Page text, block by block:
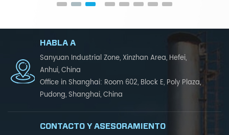
HABLA A
Sanyuan Industrial Zone, Xinzhan Area, Hefei,
Anhui, China
Office in Shanghai: Room 602, Block E, Poly Plaza,
Pudong, Shanghai, China
CONTACTO Y ASESORAMIENTO